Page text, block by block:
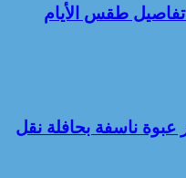
تفاصيل طقس الأيام
ناسفة بحافلة نقل